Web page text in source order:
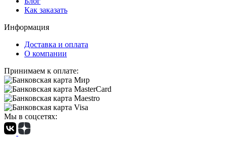
Как заказать
Информация
Доставка и оплата
О компании
Принимаем к оплате:
Мы в соцсетях: